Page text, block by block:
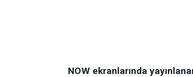
NOW ekranlarında